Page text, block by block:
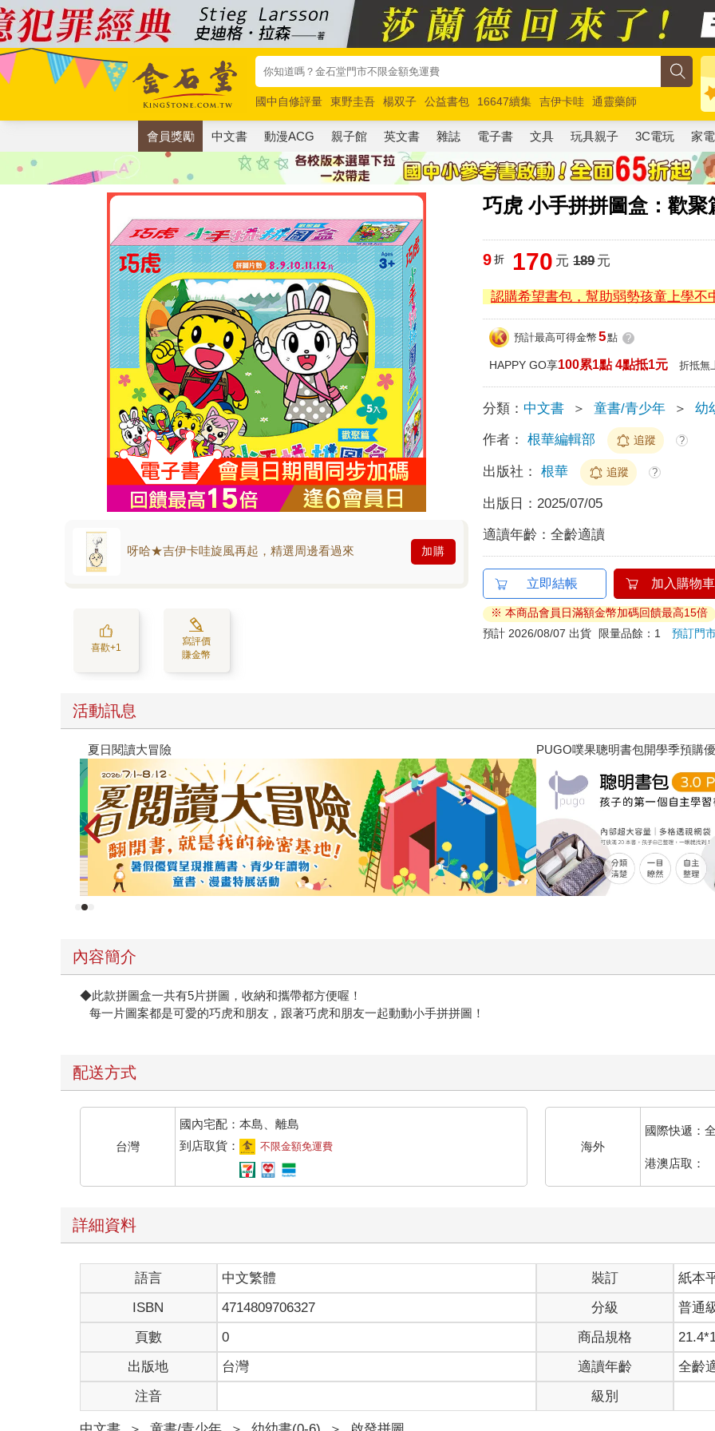
國中自修評量 東野圭吾 楊双子 公益書包 16647續集 吉伊卡哇
通靈藥師
唯紅花綻放
奧德賽 路邊攤新作 馬斯克 玩具總動員5 超慢跑
會員獎勵 中文書 動漫ACG 親子館 英文書 雜誌 電子書 文具 玩具親子 3C電玩 家電
巧虎 小手拼拼圖盒：歡聚
呀哈★吉伊卡哇旋風再起，精選周邊看過來 加購
喜歡+1
寫評價
賺金幣
9 折 170 元 189元
認購希望書包，幫助弱勢孩童上學不
預計最高可得金幣 5點 ?
HAPPY GO享100累1點 4點抵1元 折抵無
分類： 中文書 ＞ 童書/青少年 ＞ 幼
作者： 根華編輯部 追蹤 ?
出版社： 根華 追蹤 ?
出版日： 2025/07/05
適讀年齡：全齡適讀
立即結帳 加入購物車
※ 本商品會員日滿額金幣加碼回饋最高15倍
預計 2026/08/07 出貨
限量品餘：1預訂門
活動訊息
遠流童書展75折起 三采童書滿額送防水
內容簡介
◆此款拼圖盒一共有5片拼圖，收納和攜帶都方便喔！
每一片圖案都是可愛的巧虎和朋友，跟著巧虎和朋友一起動動小手拼拼圖！
配送方式
台灣
國內宅配：本島、離島
到店取貨：
不限金額免運費 海外
國際快遞：
港澳店取：
詳細資料
語言 中文繁體 裝訂
紙本
ISBN
4714809706327 分級
普通
頁數
0 商品規格
出版地
台灣 適讀年齡
全齡
注音
級別